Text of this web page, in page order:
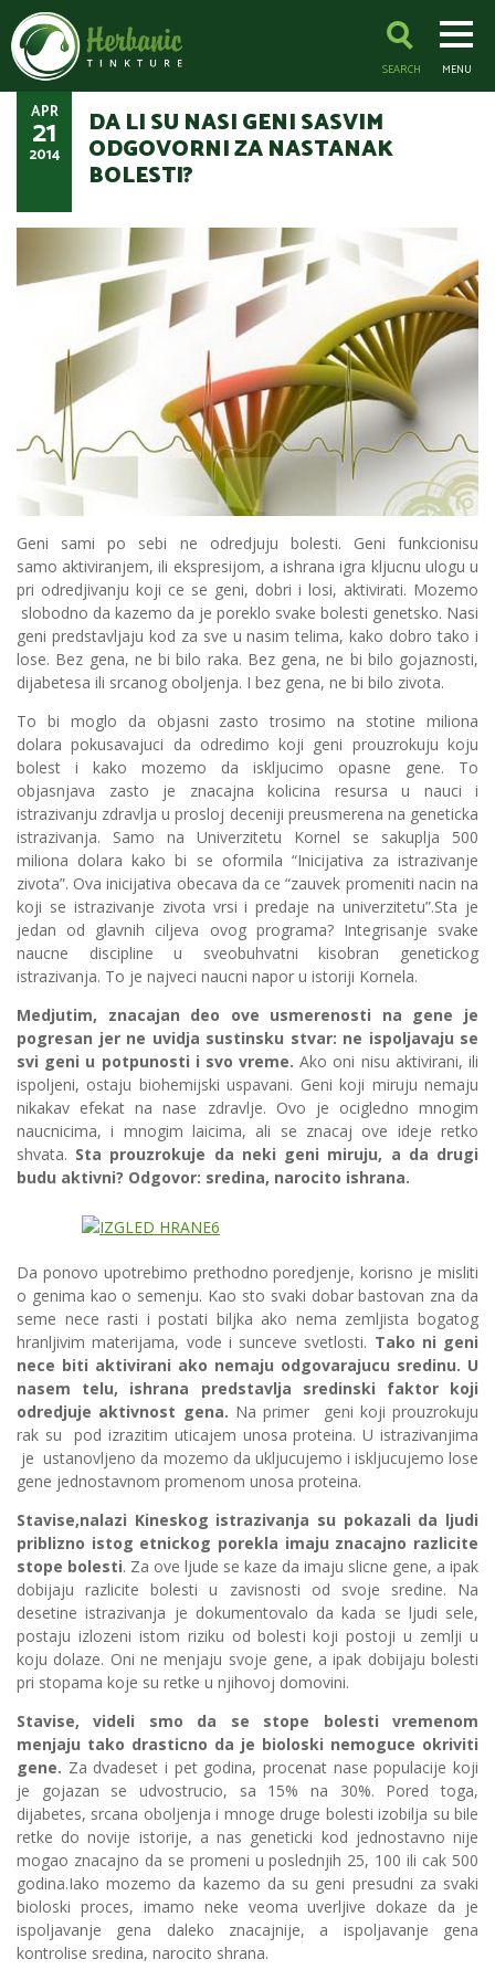
SEARCH MENU
APR
21
2014
DA LI SU NASI GENI SASVIM
ODGOVORNI ZA NASTANAK
BOLESTI?
Geni sami po sebi ne odredjuju bolesti. Geni funkcionisu
samo aktiviranjem, ili ekspresijom, a ishrana igra kljucnu ulogu u
pri odredjivanju koji ce se geni, dobri i losi, aktivirati. Mozemo
slobodno da kazemo da je poreklo svake bolesti genetsko. Nasi
geni predstavljaju kod za sve u nasim telima, kako dobro tako i
lose. Bez gena, ne bi bilo raka. Bez gena, ne bi bilo gojaznosti,
dijabetesa ili srcanog oboljenja. I bez gena, ne bi bilo zivota.
To bi moglo da objasni zasto trosimo na stotine miliona
dolara pokusavajuci da odredimo koji geni prouzrokuju koju
bolest i kako mozemo da iskljucimo opasne gene. To
objasnjava zasto je znacajna kolicina resursa u nauci i
istrazivanju zdravlja u prosloj deceniji preusmerena na geneticka
istrazivanja. Samo na Univerzitetu Kornel se sakuplja 500
miliona dolara kako bi se oformila “Inicijativa za istrazivanje
zivota”. Ova inicijativa obecava da ce “zauvek promeniti nacin na
koji se istrazivanje zivota vrsi i predaje na univerzitetu”.Sta je
jedan od glavnih ciljeva ovog programa? Integrisanje svake
naucne discipline u sveobuhvatni kisobran genetickog
istrazivanja. To je najveci naucni napor u istoriji Kornela.
Medjutim, znacajan deo ove usmerenosti na gene je
pogresan jer ne uvidja sustinsku stvar: ne ispoljavaju se
svi geni u potpunosti i svo vreme. Ako oni nisu aktivirani, ili
ispoljeni, ostaju biohemijski uspavani. Geni koji miruju nemaju
nikakav efekat na nase zdravlje. Ovo je ocigledno mnogim
naucnicima, i mnogim laicima, ali se znacaj ove ideje retko
shvata. Sta prouzrokuje da neki geni miruju, a da drugi
budu aktivni? Odgovor: sredina, narocito ishrana.
Da ponovo upotrebimo prethodno poredjenje, korisno je misliti
o genima kao o semenju. Kao sto svaki dobar bastovan zna da
seme nece rasti i postati biljka ako nema zemljista bogatog
hranljivim materijama, vode i sunceve svetlosti. Tako ni geni
nece biti aktivirani ako nemaju odgovarajucu sredinu. U
nasem telu, ishrana predstavlja sredinski faktor koji
odredjuje aktivnost gena. Na primer geni koji prouzrokuju
rak su pod izrazitim uticajem unosa proteina. U istrazivanjima
je ustanovljeno da mozemo da ukljucujemo i iskljucujemo lose
gene jednostavnom promenom unosa proteina.
Stavise,nalazi Kineskog istrazivanja su pokazali da ljudi
priblizno istog etnickog porekla imaju znacajno razlicite
stope bolesti. Za ove ljude se kaze da imaju slicne gene, a ipak
dobijaju razlicite bolesti u zavisnosti od svoje sredine. Na
desetine istrazivanja je dokumentovalo da kada se ljudi sele,
postaju izlozeni istom riziku od bolesti koji postoji u zemlji u
koju dolaze. Oni ne menjaju svoje gene, a ipak dobijaju bolesti
pri stopama koje su retke u njihovoj domovini.
Stavise, videli smo da se stope bolesti vremenom
menjaju tako drasticno da je bioloski nemoguce okriviti
gene. Za dvadeset i pet godina, procenat nase populacije koji
je gojazan se udvostrucio, sa 15% na 30%. Pored toga,
dijabetes, srcana oboljenja i mnoge druge bolesti izobilja su bile
retke do novije istorije, a nas geneticki kod jednostavno nije
mogao znacajno da se promeni u poslednjih 25, 100 ili cak 500
godina.Iako mozemo da kazemo da su geni presudni za svaki
bioloski proces, imamo neke veoma uverljive dokaze da je
ispoljavanje gena daleko znacajnije, a ispoljavanje gena
kontrolise sredina, narocito shrana.